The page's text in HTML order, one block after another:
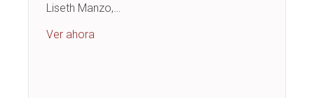
Liseth Manzo,…
Ver ahora